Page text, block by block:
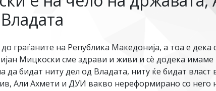
граѓаните на Република Македонија, а тоа е дека
Мицкоски сме здрави и живи и сè додека
бидат ниту дел од Владата, ниту ќе бидат власт
Али Ахмети и ДУИ вакво нереформирано со него